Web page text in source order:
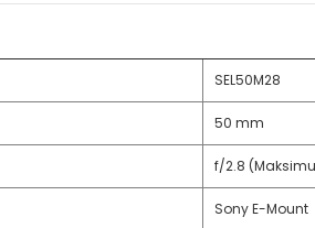
SEL50M28
50 mm
f/2.8
Sony E-Mount